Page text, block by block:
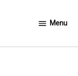
Menu